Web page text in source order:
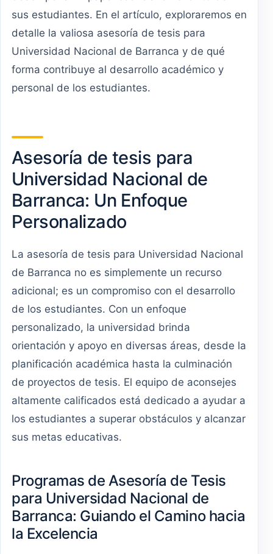
sus estudiantes. En el artículo, exploraremos en
detalle la valiosa asesoría de tesis para
Universidad Nacional de Barranca y de qué
forma contribuye al desarrollo académico y
personal de los estudiantes.
Asesoría de tesis para
Universidad Nacional de
Barranca: Un Enfoque
Personalizado
La asesoría de tesis para Universidad Nacional
de Barranca no es simplemente un recurso
adicional; es un compromiso con el desarrollo
de los estudiantes. Con un enfoque
personalizado, la universidad brinda
orientación y apoyo en diversas áreas, desde la
planificación académica hasta la culminación
de proyectos de tesis. El equipo de aconsejes
altamente calificados está dedicado a ayudar a
los estudiantes a superar obstáculos y alcanzar
sus metas educativas.
Programas de Asesoría de Tesis
para Universidad Nacional de
Barranca: Guiando el Camino hacia
la Excelencia